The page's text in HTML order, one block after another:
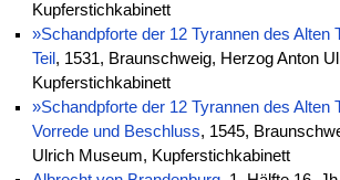
Kupferstichkabinett
»Schandpforte der 12 Tyrannen des Alten
Teil , 1531, Braunschweig, Herzog Anton
Kupferstichkabinett
»Schandpforte der 12 Tyrannen des Alten
Vorrede und Beschluss, 1545,
Ulrich Museum, Kupferstichkabinett